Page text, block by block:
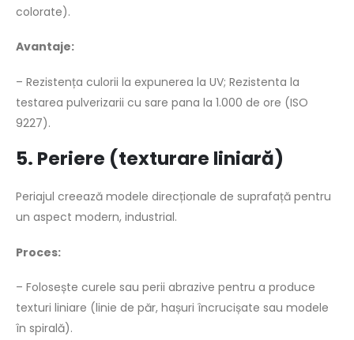
colorate).
Avantaje:
– Rezistența culorii la expunerea la UV; Rezistenta la
testarea pulverizarii cu sare pana la 1.000 de ore (ISO
9227).
5. Periere (texturare liniară)
Periajul creează modele direcționale de suprafață pentru
un aspect modern, industrial.
Proces:
– Folosește curele sau perii abrazive pentru a produce
texturi liniare (linie de păr, hașuri încrucișate sau modele
în spirală).